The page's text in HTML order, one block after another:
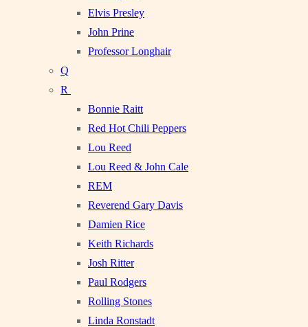
Elvis Presley
John Prine
Professor Longhair
Q
R
Bonnie Raitt
Red Hot Chili Peppers
Lou Reed
Lou Reed & John Cale
REM
Reverend Gary Davis
Damien Rice
Keith Richards
Josh Ritter
Paul Rodgers
Rolling Stones
Linda Ronstadt